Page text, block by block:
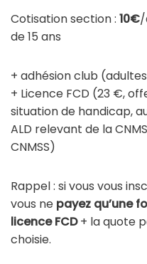
Cotisation section : 10€/
de 15 ans
+ adhésion club
+ Licence FCD (23 €,
situation de handicap,
ALD relevant de la
CNMSS)
Rappel : si vous vous
vous ne payez qu’une
licence FCD+ la quote
choisie.